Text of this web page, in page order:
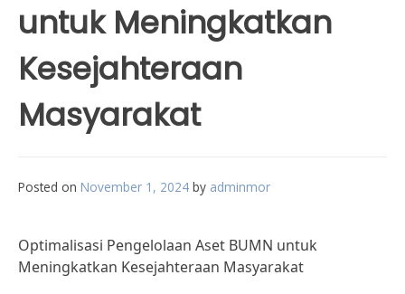
untuk Meningkatkan
Kesejahteraan
Masyarakat
Posted on November 1, 2024 by adminmor
Optimalisasi Pengelolaan Aset BUMN untuk
Meningkatkan Kesejahteraan Masyarakat